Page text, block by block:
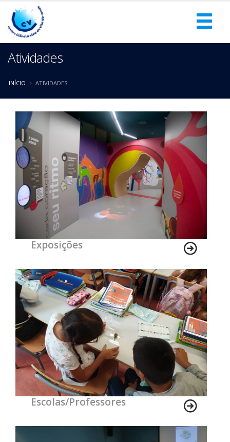
Atividades
INÍCIO ATIVIDADES
Exposições
Escolas/Professores